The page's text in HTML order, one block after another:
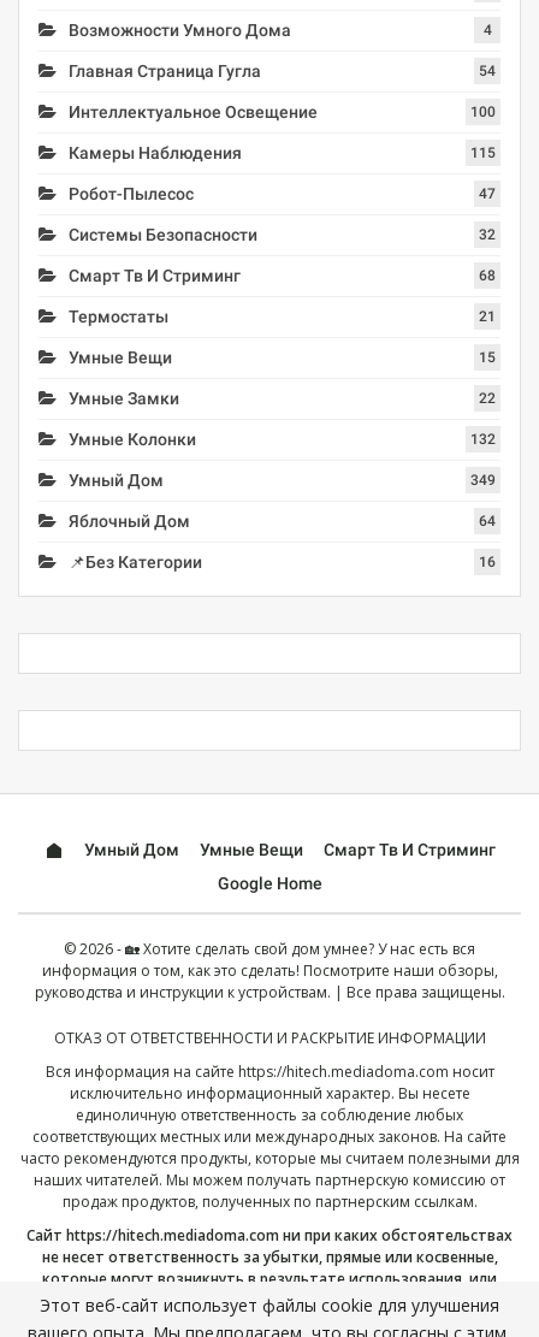
Возможности Умного Дома 4
Главная Страница Гугла 54
Интеллектуальное Освещение 100
Камеры Наблюдения 115
Робот-Пылесос 47
Системы Безопасности 32
Смарт Тв И Стриминг 68
Термостаты 21
Умные Вещи 15
Умные Замки 22
Умные Колонки 132
Умный Дом 349
Яблочный Дом 64
📌Без Категории 16
Умный Дом Умные Вещи
Смарт Тв И Стриминг
Google Home
© 2026 - 🏡 Хотите сделать свой дом умнее? У нас есть вся
информация о том, как это сделать! Посмотрите наши обзоры,
руководства и инструкции к устройствам. | Все права защищены.
ОТКАЗ ОТ ОТВЕТСТВЕННОСТИ И РАСКРЫТИЕ ИНФОРМАЦИИ
Вся информация на сайте https://hitech.mediadoma.com носит
исключительно информационный характер. Вы несете
единоличную ответственность за соблюдение любых
соответствующих местных или международных законов. На сайте
часто рекомендуются продукты, которые мы считаем полезными для
наших читателей. Мы можем получать партнерскую комиссию от
продаж продуктов, полученных по партнерским ссылкам.
Сайт https://hitech.mediadoma.comни при каких обстоятельствах
не несет ответственность за убытки, прямые или косвенные,
которые могут возникнуть в результате использования, или
неправильного использования, опубликованной здесь
информации. Продолжая, вы подтверждаете, что прочитали и
Этот веб-сайт использует файлы cookie для улучшения